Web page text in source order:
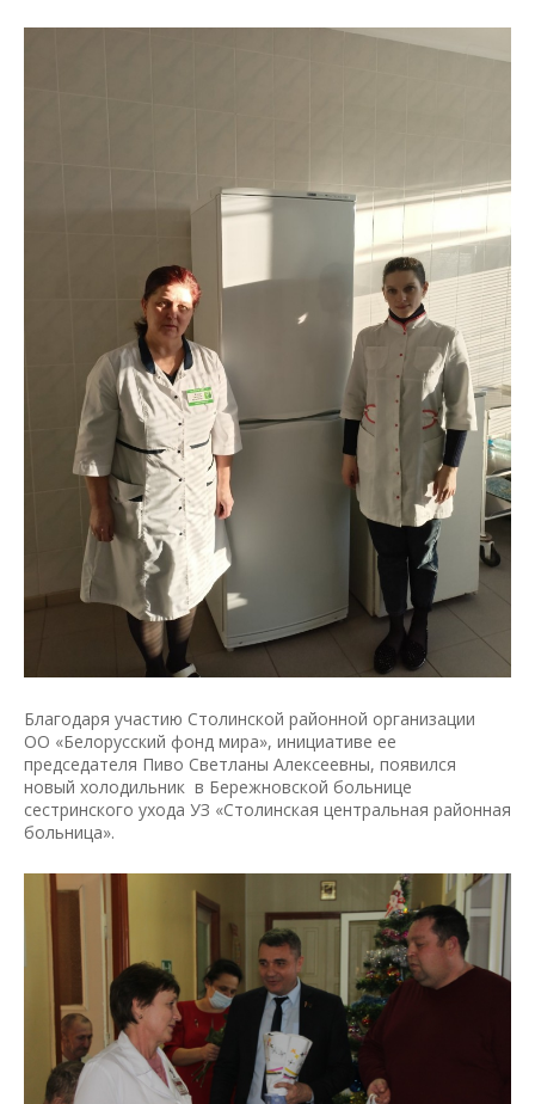
Благодаря участию Столинской районной организации
ОО «Белорусский фонд мира», инициативе ее
председателя Пиво Светланы Алексеевны, появился
новый холодильник в Бережновской больнице
сестринского ухода УЗ «Столинская центральная районная
больница».